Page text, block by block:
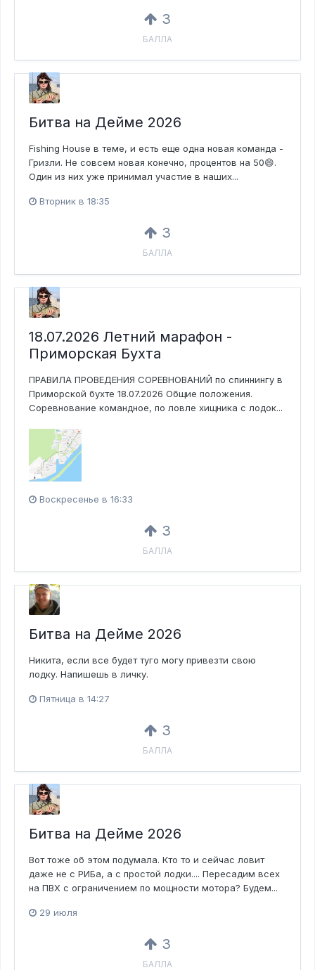
3
БАЛЛА
Битва на Дейме 2026
Fishing House в теме, и есть еще одна новая команда -
Гризли. Не совсем новая конечно, процентов на 50😄.
Один из них уже принимал участие в наших...
Вторник в 18:35
3
БАЛЛА
18.07.2026 Летний марафон -
Приморская Бухта
ПРАВИЛА ПРОВЕДЕНИЯ СОРЕВНОВАНИЙ по спиннингу в
Приморской бухте 18.07.2026 Общие положения.
Соревнование командное, по ловле хищника с лодок...
Воскресенье в 16:33
3
БАЛЛА
Битва на Дейме 2026
Никита, если все будет туго могу привезти свою
лодку. Напишешь в личку.
Пятница в 14:27
3
БАЛЛА
Битва на Дейме 2026
Вот тоже об этом подумала. Кто то и сейчас ловит
даже не с РИБа, а с простой лодки.... Пересадим всех
на ПВХ с ограничением по мощности мотора? Будем...
29 июля
3
БАЛЛА